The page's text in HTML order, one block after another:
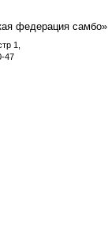
федерация самбо»
1,
47